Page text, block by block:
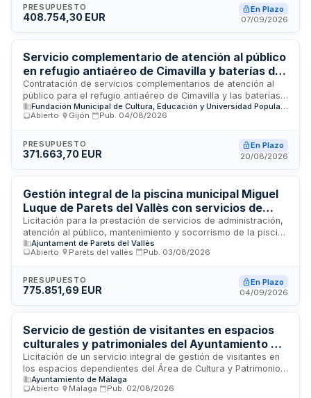
las dependencias administrativas del organismo portuario. Se
trata de un contrato de servicios de carácter continuo cuya
conserje y mantenimiento de espacios públicos.
PRESUPUESTO
408.754,30 EUR
En Plazo
07/09/2026
Servicio complementario de atención al público
en refugio antiaéreo de Cimavilla y baterías de
costa de Gijón
Contratación de servicios complementarios de atención al
público para el refugio antiaéreo de Cimavilla y las baterías
de costa de Gijón, equipamientos dependientes de la
Fundación Municipal de Cultura, Educación y Universidad
de acceso, información general, gestión de entradas,
atención a visitantes, vigilancia del equipamiento y
abierto con condición social.
Fundación Municipal de Cultura, Educación y Universidad Popular de Gijón
Abierto
Gijón Pub. 04/08/2026
PRESUPUESTO
371.663,70 EUR
En Plazo
20/08/2026
Gestión integral de la piscina municipal Miguel
Luque de Parets del Vallès con servicios de
atención, administración, mantenimiento y
socorrismo
Licitación para la prestación de servicios de administración,
atención al público, mantenimiento y socorrismo de la piscina
municipal Miguel Luque ubicada en Parets del Vallès. El
contrato se divide en dos lotes: el primero comprende la
instalaciones; el segundo está dedicado al servicio de
socorrismo. Los licitadores pueden presentar ofertas a uno,
Ajuntament de Parets del Vallès
Abierto
Parets del vallès Pub. 03/08/2026
PRESUPUESTO
775.851,69 EUR
En Plazo
04/09/2026
Servicio de gestión de visitantes en espacios
culturales y patrimoniales del Ayuntamiento de
Málaga
Licitación de un servicio integral de gestión de visitantes en
los espacios dependientes del Área de Cultura y Patrimonio
Histórico del Ayuntamiento de Málaga. El adjudicatario será
responsable de la atención, información y control de acceso
Ayuntamiento de Málaga
Abierto
Málaga Pub. 02/08/2026